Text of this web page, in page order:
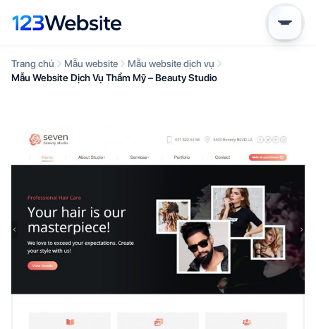
Trang chủ Mẫu website
Mẫu website dịch vụ
Mẫu Website Dịch Vụ Thẩm Mỹ – Beauty Studio